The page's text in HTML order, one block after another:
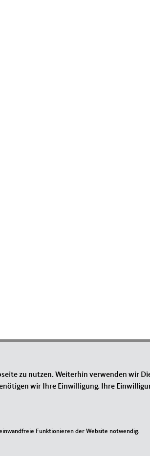
MIT Bundesverband
zu nutzen. Weiterhin verwenden wir
wir Ihre Einwilligung. Ihre
Funktionieren der Website notwendig.